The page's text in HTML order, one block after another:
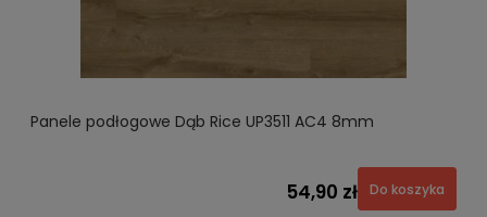
Panele podłogowe Dąb Rice UP3511 AC4 8mm
54,90 zł Do koszyka